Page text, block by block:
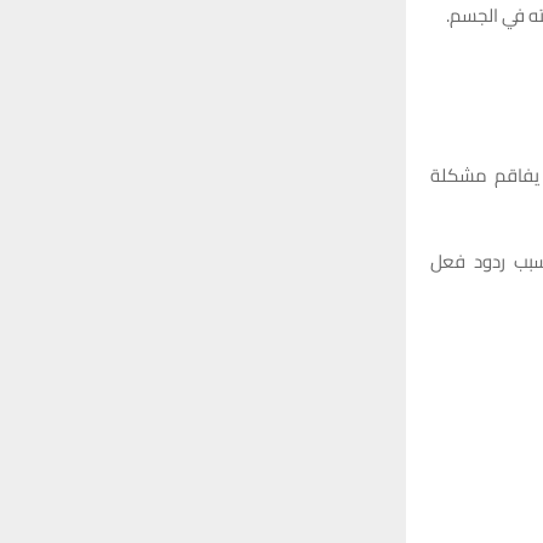
في الجسم.
يفاقم مشكلة
ردود فعل